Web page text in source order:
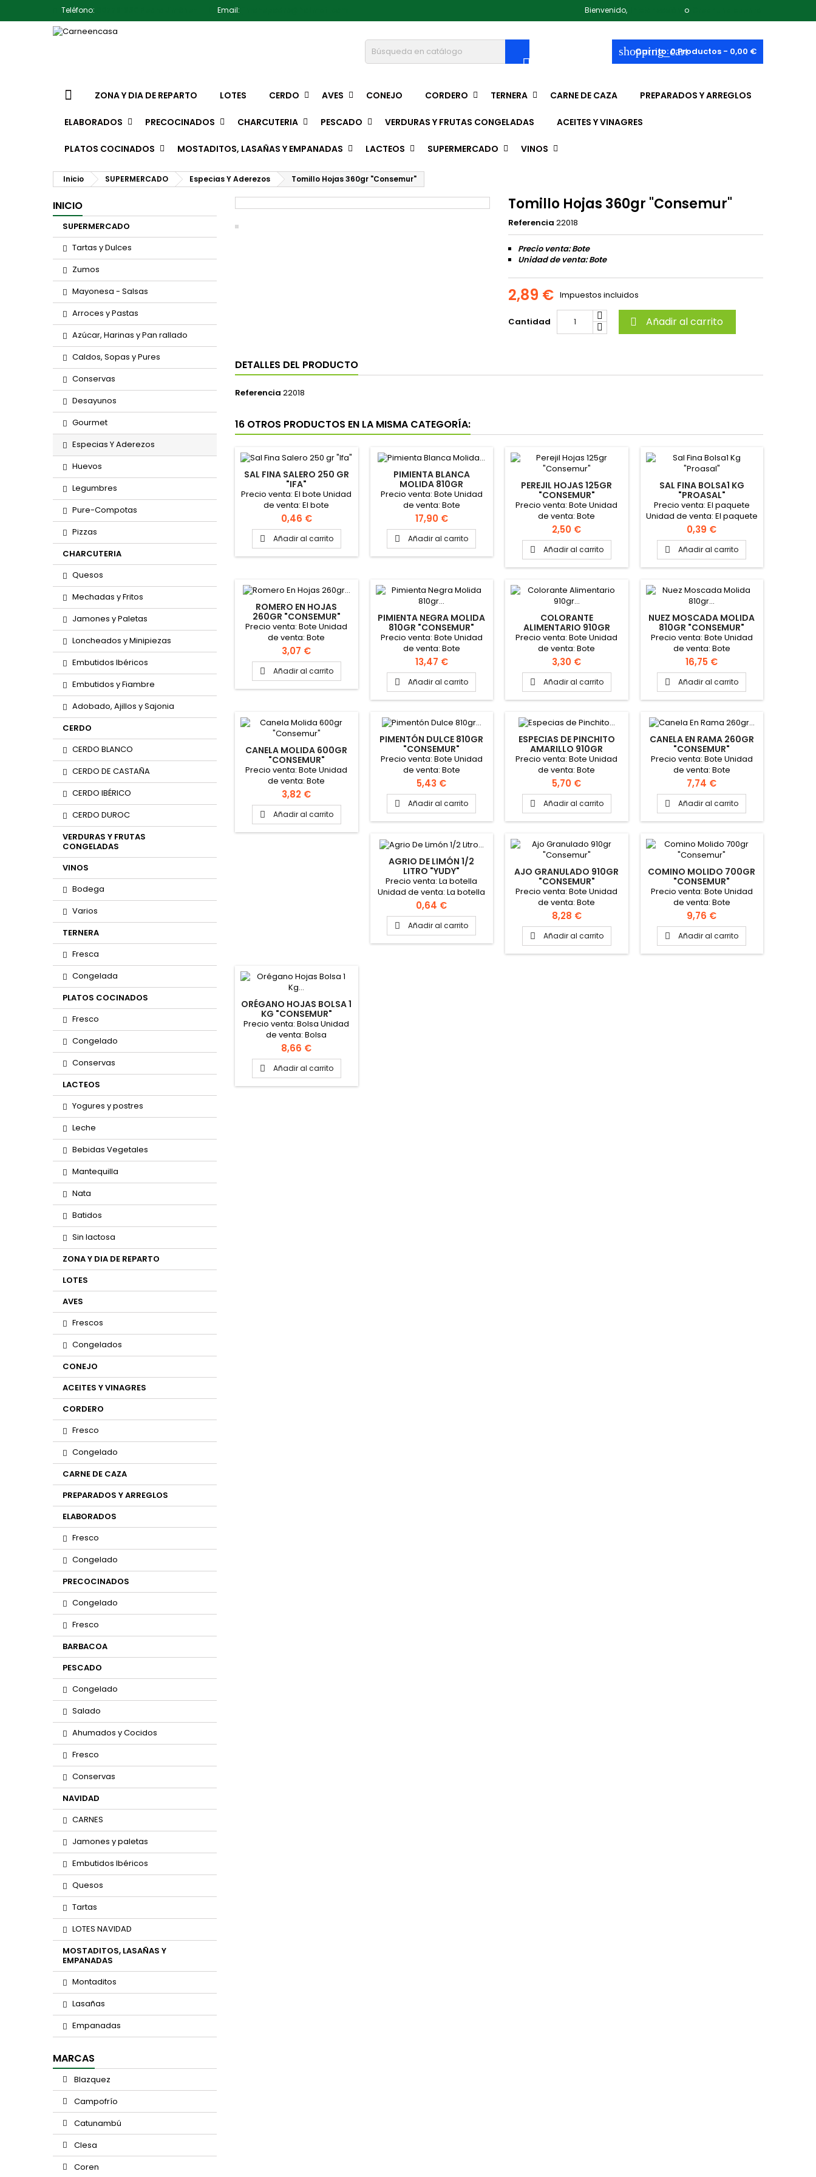
Teléfono: Email: Bienvenido, o
shopping_cart
Carrito:0Productos - 0,00 €

ZONA Y DIA DE REPARTO LOTES CERDO AVES CONEJO CORDERO TERNERA CARNE DE CAZA PREPARADOS Y ARREGLOS
ELABORADOS PRECOCINADOS CHARCUTERIA PESCADO VERDURAS Y FRUTAS CONGELADAS ACEITES Y VINAGRES
PLATOS COCINADOS MOSTADITOS, LASAÑAS Y EMPANADAS LACTEOS SUPERMERCADO VINOS
Inicio SUPERMERCADO Especias Y Aderezos Tomillo Hojas 360gr "Consemur"
INICIO
SUPERMERCADO
Tartas y Dulces
Zumos
Mayonesa - Salsas
Arroces y Pastas
Azúcar, Harinas y Pan rallado
Caldos, Sopas y Pures
Conservas
Desayunos
Gourmet
Especias Y Aderezos
Huevos
Legumbres
Pure-Compotas
Pizzas
CHARCUTERIA
Quesos
Mechadas y Fritos
Jamones y Paletas
Loncheados y Minipiezas
Embutidos Ibéricos
Embutidos y Fiambre
Adobado, Ajillos y Sajonia
CERDO
CERDO BLANCO
CERDO DE CASTAÑA
CERDO IBÉRICO
CERDO DUROC
VERDURAS Y FRUTAS
CONGELADAS
VINOS
Bodega
Varios
TERNERA
Fresca
Congelada
PLATOS COCINADOS
Fresco
Congelado
Conservas
LACTEOS
Yogures y postres
Leche
Bebidas Vegetales
Mantequilla
Nata
Batidos
Sin lactosa
ZONA Y DIA DE REPARTO
LOTES
AVES
Frescos
Congelados
CONEJO
ACEITES Y VINAGRES
CORDERO
Fresco
Congelado
CARNE DE CAZA
PREPARADOS Y ARREGLOS
ELABORADOS
Fresco
Congelado
PRECOCINADOS
Congelado
Fresco
BARBACOA
PESCADO
Congelado
Salado
Ahumados y Cocidos
Fresco
Conservas
NAVIDAD
CARNES
Jamones y paletas
Embutidos Ibéricos
Quesos
Tartas
LOTES NAVIDAD
MOSTADITOS, LASAÑAS Y
EMPANADAS
Montaditos
Lasañas
Empanadas
MARCAS
Blazquez
Campofrío
Catunambú
Clesa
Coren
Tomillo Hojas 360gr "Consemur"
Referencia 22018
Precio venta: Bote
Unidad de venta: Bote
2,89 € Impuestos incluidos
Cantidad  Añadir al carrito
DETALLES DEL PRODUCTO
Referencia 22018
16 OTROS PRODUCTOS EN LA MISMA CATEGORÍA:
SAL FINA SALERO 250 GR
"IFA"
Precio venta: El bote Unidad
de venta: El bote
Precio
0,46 €
 Añadir al carrito
PIMIENTA BLANCA
MOLIDA 810GR
"CONSEMUR"
Precio venta: Bote Unidad
de venta: Bote
Precio
17,90 €
 Añadir al carrito
PEREJIL HOJAS 125GR
"CONSEMUR"
Precio venta: Bote Unidad
de venta: Bote
Precio
2,50 €
 Añadir al carrito
SAL FINA BOLSA1 KG
"PROASAL"
Precio venta: El paquete
Unidad de venta: El paquete
Formato de la caja: 12
Paquetes
Precio
0,39 €
 Añadir al carrito
ROMERO EN HOJAS
260GR "CONSEMUR"
Precio venta: Bote Unidad
de venta: Bote
Precio
3,07 €
 Añadir al carrito
PIMIENTA NEGRA MOLIDA
810GR "CONSEMUR"
Precio venta: Bote Unidad
de venta: Bote
Precio
13,47 €
 Añadir al carrito
COLORANTE
ALIMENTARIO 910GR
"CONSEMUR"
Precio venta: Bote Unidad
de venta: Bote
Precio
3,30 €
 Añadir al carrito
NUEZ MOSCADA MOLIDA
810GR "CONSEMUR"
Precio venta: Bote Unidad
de venta: Bote
Precio
16,75 €
 Añadir al carrito
CANELA MOLIDA 600GR
"CONSEMUR"
Precio venta: Bote Unidad
de venta: Bote
Precio
3,82 €
 Añadir al carrito
PIMENTÓN DULCE 810GR
"CONSEMUR"
Precio venta: Bote Unidad
de venta: Bote
Precio
5,43 €
 Añadir al carrito
ESPECIAS DE PINCHITO
AMARILLO 910GR
"CONSEMUR"
Precio venta: Bote Unidad
de venta: Bote
Precio
5,70 €
 Añadir al carrito
CANELA EN RAMA 260GR
"CONSEMUR"
Precio venta: Bote Unidad
de venta: Bote
Precio
7,74 €
 Añadir al carrito
AGRIO DE LIMÓN 1/2
LITRO "YUDY"
Precio venta: La botella
Unidad de venta: La botella
Formato de la caja: 15
Botellas
Precio
0,64 €
 Añadir al carrito
AJO GRANULADO 910GR
"CONSEMUR"
Precio venta: Bote Unidad
de venta: Bote
Precio
8,28 €
 Añadir al carrito
COMINO MOLIDO 700GR
"CONSEMUR"
Precio venta: Bote Unidad
de venta: Bote
Precio
9,76 €
 Añadir al carrito
ORÉGANO HOJAS BOLSA 1
KG "CONSEMUR"
Precio venta: Bolsa Unidad
de venta: Bolsa
Precio
8,66 €
 Añadir al carrito